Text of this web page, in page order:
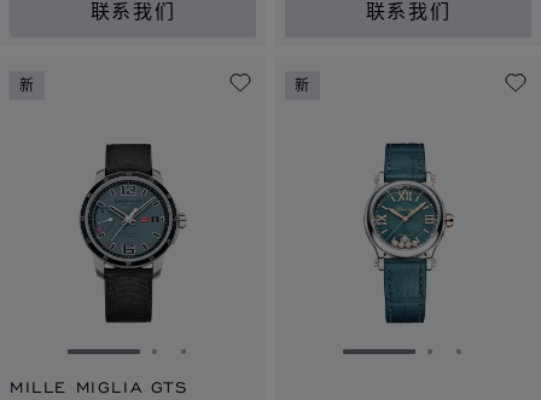
联系我们 联系我们
新
转到幻灯片 1转到幻灯片 2
转到幻灯片 3
MILLE MIGLIA GTS
新
转到幻灯片 1转到幻灯
转到幻